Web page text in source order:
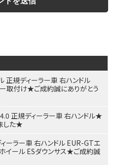
正規ディーラー車 右ハンドル
取付け★ご成約誠にありがとう
正規ディーラー車 右ハンドル★
した★
ーラー車 右ハンドル EUR-GTエ
イール ESダウンサス★ご成約誠